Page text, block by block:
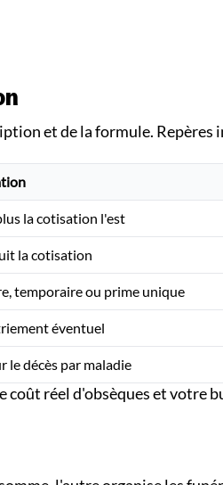
et de la formule. Repères
la cotisation l'est
la cotisation
temporaire ou prime unique
éventuel
le décès par maladie
coût réel d'obsèques et votre